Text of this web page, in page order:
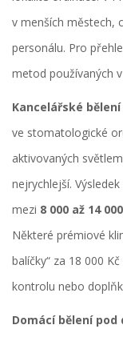
v menších městech,
personálu. Pro
metod používaných
Kancelářské
ve stomatologické
aktivovaných
nejrychlejší.
mezi 8 000 až 14
Některé prémiové
balíčky“ za 18 000
kontrolu nebo
Domácí bělení